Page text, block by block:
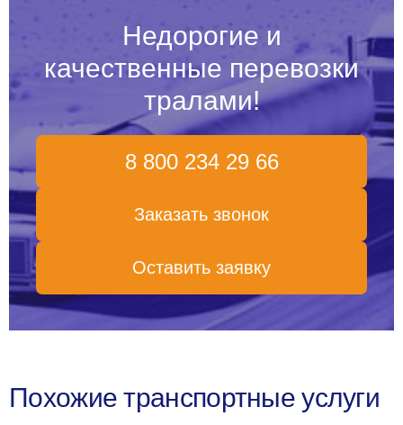
Недорогие и
качественные перевозки
тралами!
8 800 234 29 66
Заказать звонок
Оставить заявку
Похожие транспортные услуги